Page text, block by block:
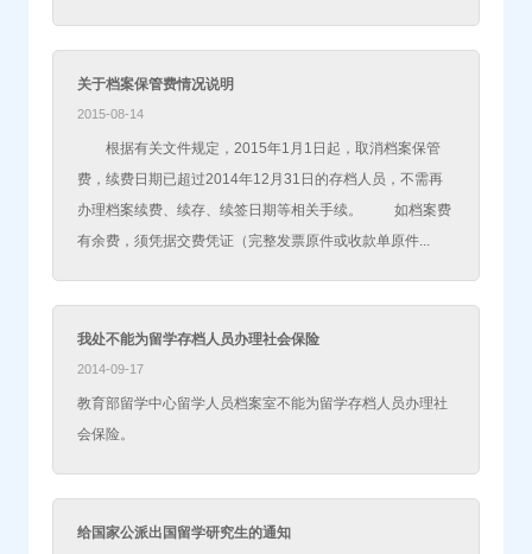
关于档案保管费情况说明
2015-08-14
根据有关文件规定，2015年1月1日起，取消档案保管
费，续费日期已超过2014年12月31日的存档人员，不需再
办理档案续费、续存、续签日期等相关手续。 如档案费
有余费，须凭据交费凭证（完整发票原件或收款单原件...
我处不能为留学存档人员办理社会保险
2014-09-17
教育部留学中心留学人员档案室不能为留学存档人员办理社
会保险。
给国家公派出国留学研究生的通知